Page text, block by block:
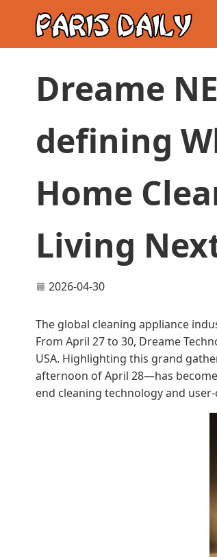
Dreame
defining
Home
Living
2026-04-30
The global cleaning appliance
From April 27 to 30, Dreame
USA. Highlighting this grand
afternoon of April 28—has
end cleaning technology and